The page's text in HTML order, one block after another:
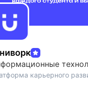
карьерного